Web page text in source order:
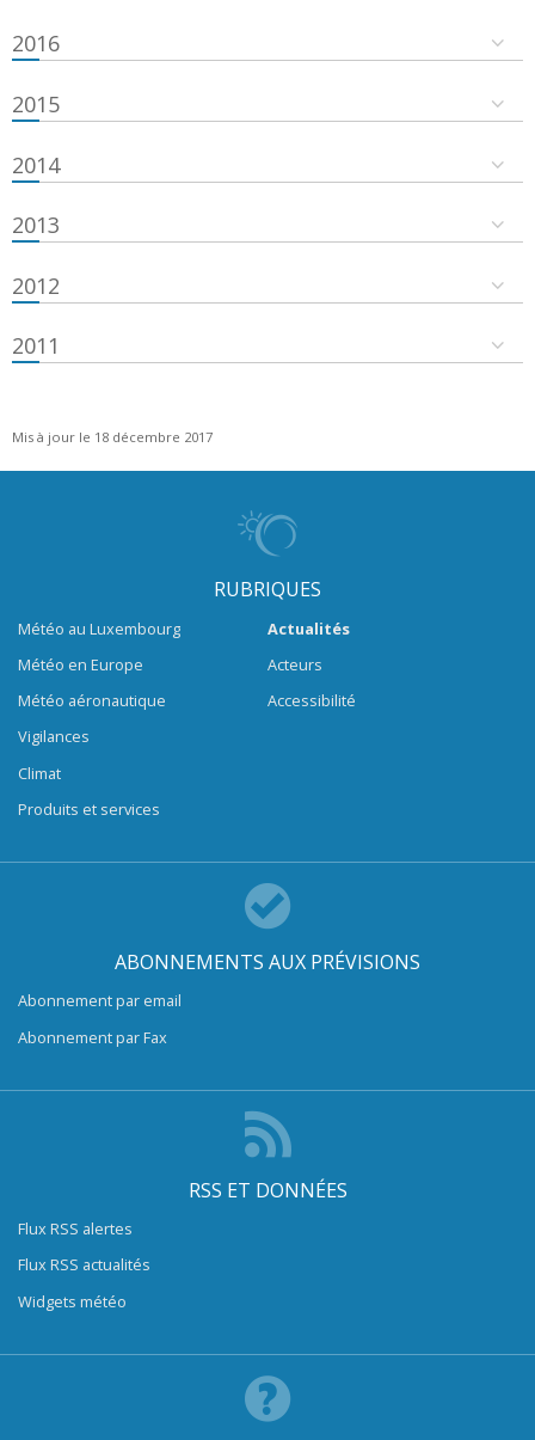
2016
2015
2014
2013
2012
2011
Mis à jour le 18 décembre 2017
RUBRIQUES
Météo au Luxembourg
Météo en Europe
Météo aéronautique
Vigilances
Climat
Produits et services
Actualités
Acteurs
Accessibilité
ABONNEMENTS AUX PRÉVISIONS
Abonnement par email
Abonnement par Fax
RSS ET DONNÉES
Flux RSS alertes
Flux RSS actualités
Widgets météo